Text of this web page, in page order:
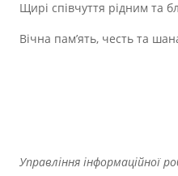
Щирі співчуття рідним та
Вічна пам’ять, честь та
Управління інформаційної